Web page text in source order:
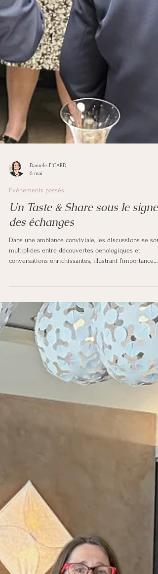
Danièle PICARD
6 mai
Un Taste & Share sous le signe
des échanges
Dans une ambiance conviviale, les discussions se sont
multipliées entre découvertes oenologiques et
conversations enrichissantes, illustrant l’importance
croissante des espaces de networking dédiés aux
femmes entrepreneures et indépendantes au
Luxembourg.